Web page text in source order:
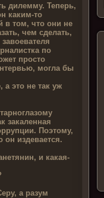
дилемму. Теперь,
каким-то
в том, что они не
чем сделать,
по
просто
могла бы
а это не так уж
закаленная
Поэтому,
он издевается.
и какая-
а разум